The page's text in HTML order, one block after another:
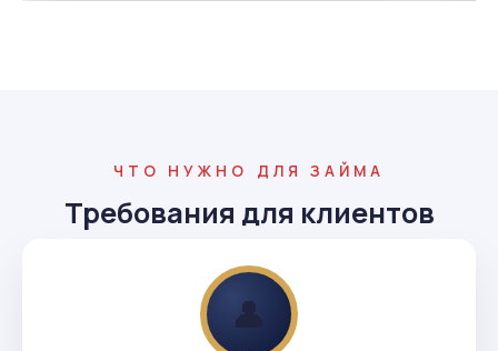
ЧТО НУЖНО ДЛЯ ЗАЙМА
Требования для клиентов
👤